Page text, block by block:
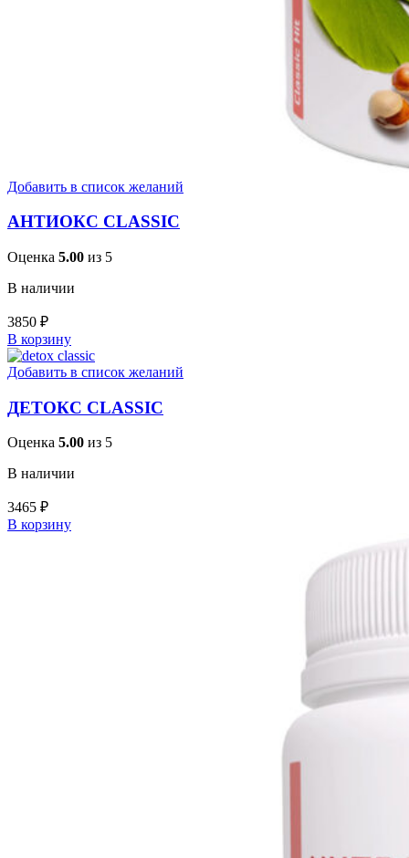
Добавить в список желаний
АНТИОКС CLASSIC
Оценка 5.00 из 5
В наличии
3850 ₽
В корзину
Добавить в список желаний
ДЕТОКС CLASSIC
Оценка 5.00 из 5
В наличии
3465 ₽
В корзину